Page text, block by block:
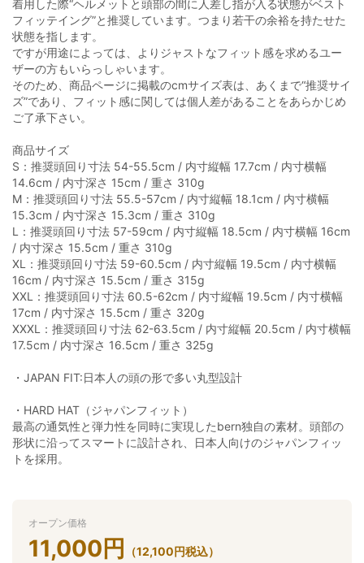
着用した際“ヘルメットと頭部の間に人差し指が入る状態がベスト
フィッテイング”と推奨しています。つまり若干の余裕を持たせた
状態を指します。
ですが用途によっては、よりジャストなフィット感を求めるユー
ザーの方もいらっしゃいます。
そのため、商品ページに掲載のcmサイズ表は、あくまで“推奨サイ
ズ”であり、フィット感に関しては個人差があることをあらかじめ
ご了承下さい。
商品サイズ
S：推奨頭回り寸法 54-55.5cm / 内寸縦幅 17.7cm / 内寸横幅
14.6cm / 内寸深さ 15cm / 重さ 310g
M：推奨頭回り寸法 55.5-57cm / 内寸縦幅 18.1cm / 内寸横幅
15.3cm / 内寸深さ 15.3cm / 重さ 310g
L：推奨頭回り寸法 57-59cm / 内寸縦幅 18.5cm / 内寸横幅 16cm
/ 内寸深さ 15.5cm / 重さ 310g
XL：推奨頭回り寸法 59-60.5cm / 内寸縦幅 19.5cm / 内寸横幅
16cm / 内寸深さ 15.5cm / 重さ 315g
XXL：推奨頭回り寸法 60.5-62cm / 内寸縦幅 19.5cm / 内寸横幅
17cm / 内寸深さ 15.5cm / 重さ 320g
XXXL：推奨頭回り寸法 62-63.5cm / 内寸縦幅 20.5cm / 内寸横幅
17.5cm / 内寸深さ 16.5cm / 重さ 325g
・JAPAN FIT:日本人の頭の形で多い丸型設計
・HARD HAT（ジャパンフィット）
最高の通気性と弾力性を同時に実現したbern独自の素材。頭部の
形状に沿ってスマートに設計され、日本人向けのジャパンフィッ
トを採用。
オープン価格
11,000円 （12,100円税込）